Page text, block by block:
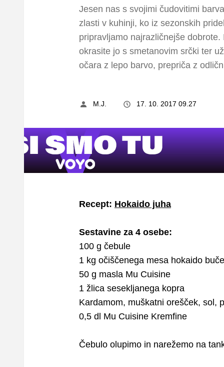
Jesen nas s svojimi čudovitimi
zlasti v kuhinji, ko iz sezonskih
pripravljamo najrazličnejše
okrasite jo s smetanovim srčki ter
očara z lepo barvo, prepriča z
M.J. 17. 10. 2017 09.27
Recept: Hokaido juha
Sestavine za 4 osebe:
100 g čebule
1 kg očiščenega mesa hokaido buče
50 g masla Mu Cuisine
1 žlica sesekljanega kopra
Kardamom, muškatni orešček, sol,
0,5 dl Mu Cuisine Kremfine
Čebulo olupimo in narežemo na